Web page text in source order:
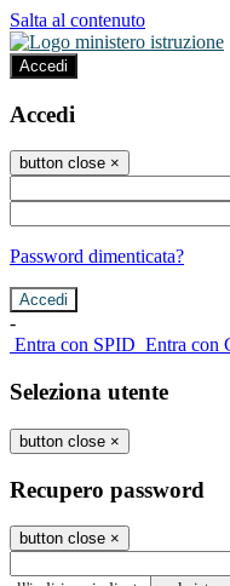
Salta al contenuto
Accedi
Accedi
button close ×
Password dimenticata?
-
Entra con SPID Entra con
Seleziona utente
button close ×
Recupero password
button close ×